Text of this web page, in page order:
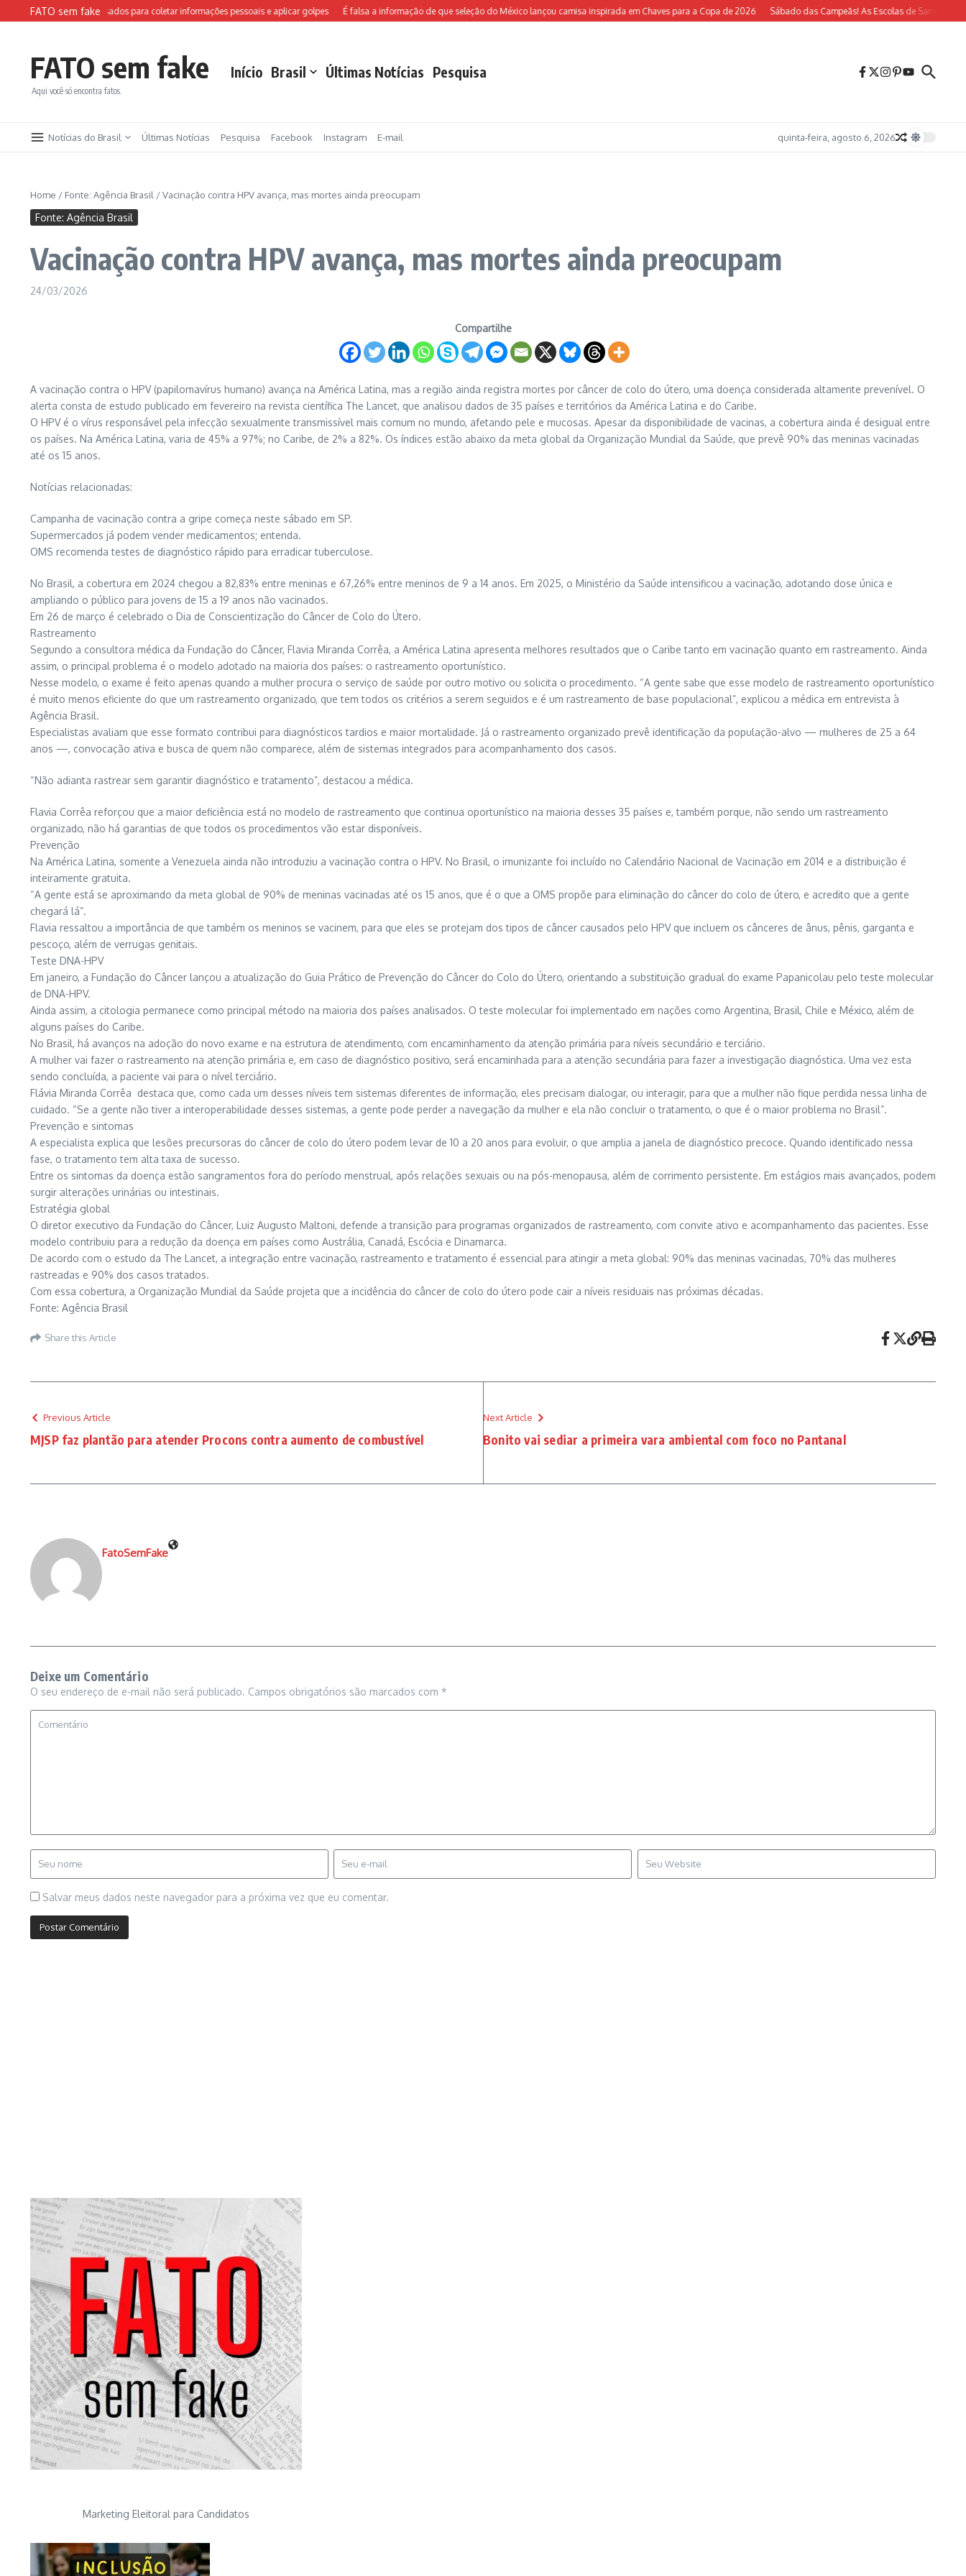
Ir para o conteúdo
FATO sem fake
falsos da FIFA são usados para coletar informações pessoais e aplicar golpes É falsa a informação de que seleção do México lançou camisa inspirada em Chaves para a Copa de 2026 Sábado das Campeãs! As Escolas de Samba do Rio
FATO sem fake
Aqui você só encontra fatos.
Início Brasil Últimas Notícias Pesquisa
Notícias do Brasil Últimas Notícias Pesquisa Facebook Instagram E-mail quinta-feira, agosto 6, 2026
Home / Fonte: Agência Brasil /Vacinação contra HPV avança, mas mortes ainda preocupam
Fonte: Agência Brasil
Vacinação contra HPV avança, mas mortes ainda preocupam
24/03/2026
Compartilhe
A vacinação contra o HPV (papilomavírus humano) avança na América Latina, mas a região ainda registra mortes por câncer de colo do útero, uma doença considerada altamente prevenível. O
alerta consta de estudo publicado em fevereiro na revista científica The Lancet, que analisou dados de 35 países e territórios da América Latina e do Caribe.
O HPV é o vírus responsável pela infecção sexualmente transmissível mais comum no mundo, afetando pele e mucosas. Apesar da disponibilidade de vacinas, a cobertura ainda é desigual entre
os países. Na América Latina, varia de 45% a 97%; no Caribe, de 2% a 82%. Os índices estão abaixo da meta global da Organização Mundial da Saúde, que prevê 90% das meninas vacinadas
até os 15 anos.
Notícias relacionadas:
Campanha de vacinação contra a gripe começa neste sábado em SP.
Supermercados já podem vender medicamentos; entenda.
OMS recomenda testes de diagnóstico rápido para erradicar tuberculose.
No Brasil, a cobertura em 2024 chegou a 82,83% entre meninas e 67,26% entre meninos de 9 a 14 anos. Em 2025, o Ministério da Saúde intensificou a vacinação, adotando dose única e
ampliando o público para jovens de 15 a 19 anos não vacinados.
Em 26 de março é celebrado o Dia de Conscientização do Câncer de Colo do Útero.
Rastreamento
Segundo a consultora médica da Fundação do Câncer, Flavia Miranda Corrêa, a América Latina apresenta melhores resultados que o Caribe tanto em vacinação quanto em rastreamento. Ainda
assim, o principal problema é o modelo adotado na maioria dos países: o rastreamento oportunístico.
Nesse modelo, o exame é feito apenas quando a mulher procura o serviço de saúde por outro motivo ou solicita o procedimento. “A gente sabe que esse modelo de rastreamento oportunístico
é muito menos eficiente do que um rastreamento organizado, que tem todos os critérios a serem seguidos e é um rastreamento de base populacional”, explicou a médica em entrevista à
Agência Brasil.
Especialistas avaliam que esse formato contribui para diagnósticos tardios e maior mortalidade. Já o rastreamento organizado prevê identificação da população-alvo — mulheres de 25 a 64
anos —, convocação ativa e busca de quem não comparece, além de sistemas integrados para acompanhamento dos casos.
“Não adianta rastrear sem garantir diagnóstico e tratamento”, destacou a médica.
Flavia Corrêa reforçou que a maior deficiência está no modelo de rastreamento que continua oportunístico na maioria desses 35 países e, também porque, não sendo um rastreamento
organizado, não há garantias de que todos os procedimentos vão estar disponíveis.
Prevenção
Na América Latina, somente a Venezuela ainda não introduziu a vacinação contra o HPV. No Brasil, o imunizante foi incluído no Calendário Nacional de Vacinação em 2014 e a distribuição é
inteiramente gratuita.
“A gente está se aproximando da meta global de 90% de meninas vacinadas até os 15 anos, que é o que a OMS propõe para eliminação do câncer do colo de útero, e acredito que a gente
chegará lá”.
Flavia ressaltou a importância de que também os meninos se vacinem, para que eles se protejam dos tipos de câncer causados pelo HPV que incluem os cânceres de ânus, pênis, garganta e
pescoço, além de verrugas genitais.
Teste DNA-HPV
Em janeiro, a Fundação do Câncer lançou a atualização do Guia Prático de Prevenção do Câncer do Colo do Útero, orientando a substituição gradual do exame Papanicolau pelo teste molecular
de DNA-HPV.
Ainda assim, a citologia permanece como principal método na maioria dos países analisados. O teste molecular foi implementado em nações como Argentina, Brasil, Chile e México, além de
alguns países do Caribe.
No Brasil, há avanços na adoção do novo exame e na estrutura de atendimento, com encaminhamento da atenção primária para níveis secundário e terciário.
A mulher vai fazer o rastreamento na atenção primária e, em caso de diagnóstico positivo, será encaminhada para a atenção secundária para fazer a investigação diagnóstica. Uma vez esta
sendo concluída, a paciente vai para o nível terciário.
Flávia Miranda Corrêa destaca que, como cada um desses níveis tem sistemas diferentes de informação, eles precisam dialogar, ou interagir, para que a mulher não fique perdida nessa linha de
cuidado. “Se a gente não tiver a interoperabilidade desses sistemas, a gente pode perder a navegação da mulher e ela não concluir o tratamento, o que é o maior problema no Brasil”.
Prevenção e sintomas
A especialista explica que lesões precursoras do câncer de colo do útero podem levar de 10 a 20 anos para evoluir, o que amplia a janela de diagnóstico precoce. Quando identificado nessa
fase, o tratamento tem alta taxa de sucesso.
Entre os sintomas da doença estão sangramentos fora do período menstrual, após relações sexuais ou na pós-menopausa, além de corrimento persistente. Em estágios mais avançados, podem
surgir alterações urinárias ou intestinais.
Estratégia global
O diretor executivo da Fundação do Câncer, Luiz Augusto Maltoni, defende a transição para programas organizados de rastreamento, com convite ativo e acompanhamento das pacientes. Esse
modelo contribuiu para a redução da doença em países como Austrália, Canadá, Escócia e Dinamarca.
De acordo com o estudo da The Lancet, a integração entre vacinação, rastreamento e tratamento é essencial para atingir a meta global: 90% das meninas vacinadas, 70% das mulheres
rastreadas e 90% dos casos tratados.
Com essa cobertura, a Organização Mundial da Saúde projeta que a incidência do câncer de colo do útero pode cair a níveis residuais nas próximas décadas.
Fonte: Agência Brasil
Share this Article
Previous Article
MJSP faz plantão para atender Procons contra aumento de combustível
Next Article
Bonito vai sediar a primeira vara ambiental com foco no Pantanal
FatoSemFake
Deixe um Comentário
O seu endereço de e-mail não será publicado. Campos obrigatórios são marcados com *
Salvar meus dados neste navegador para a próxima vez que eu comentar.
Marketing Eleitoral para Candidatos